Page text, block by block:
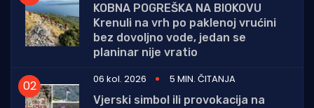
KOBNA POGREŠKA NA BIOKOVU
Krenuli na vrh po paklenoj vrućini
bez dovoljno vode, jedan se
planinar nije vratio
06 kol. 2026
5 MIN. ČITANJA
Vjerski simbol ili provokacija na